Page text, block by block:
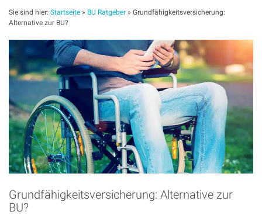
Sie sind hier: Startseite » BU Ratgeber » Grundfähigkeitsversicherung:
Alternative zur BU?
Grundfähigkeitsversicherung: Alternative zur
BU?